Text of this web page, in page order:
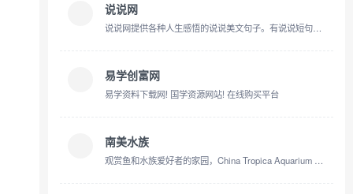
说说网
说说网提供各种人生感悟的说说美文句子。有说说短句、说说美文、说说故事、说说作文及说说诗歌等,带给您最深的感动。
易学创富网
易学资料下载网! 国学资源网站! 在线购买平台
南美水族
观赏鱼和水族爱好者的家园，China Tropica Aquarium 南美水族论坛